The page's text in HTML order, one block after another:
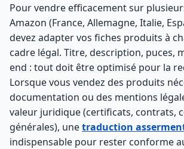
Pour vendre efficacement sur
Amazon (France, Allemagne, Italie,
devez adapter vos fiches produits à
cadre légal. Titre, description, puces,
end : tout doit être optimisé pour la
Lorsque vous vendez des produits
documentation ou des mentions
valeur juridique (certificats, contrats,
générales), unetraduction
indispensable pour rester conforme